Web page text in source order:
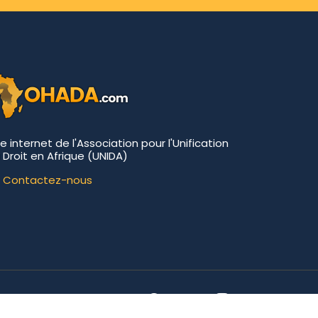
internet de l'Association pour l'Unification
en Afrique (UNIDA)
Contactez-nous